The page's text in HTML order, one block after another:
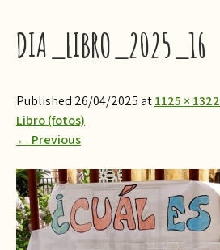
DIA_LIBRO_2025_16
Published 26/04/2025 at1125 × 1322
Libro (fotos)
← Previous